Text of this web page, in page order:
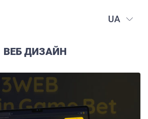
UA
ВЕБ ДИЗАЙН